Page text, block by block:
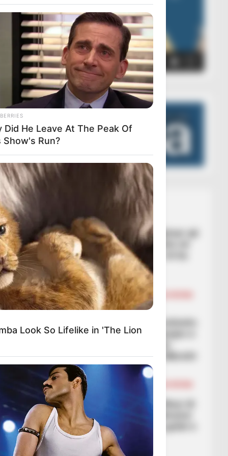
00:00 00:05
Lajmet më të lexuara
UNCATEGORIZED
“Gruda nuk e kishte kuptuar që
kishte shansin të shkonte në
Europian”, Nagelsmani: Ai ka
shumë cilësi
March 3, 2026 Sport Ekspres
BALLINA BALLINA STATIKE
FUTBOLL BOTA
ITALI/SPANJË/ANGLI/GJERMANI
nuk mjafton për përmbysjen e
katalanasit nga Kupa e Mbretit
March 3, 2026 Sport Ekspres
BALLINA
FUTBOLL BOTA
VIDEO/ Jo vetëm gola, Muçi di
edhe të japë asiste, sulmuesi
kuqezi “gatuan” dy nga golat e
Trabonsporit
March 3, 2026 Sport Ekspres
Did He Leave At The Peak Of
Show's Run?
Look So Lifelike in 'The Lion